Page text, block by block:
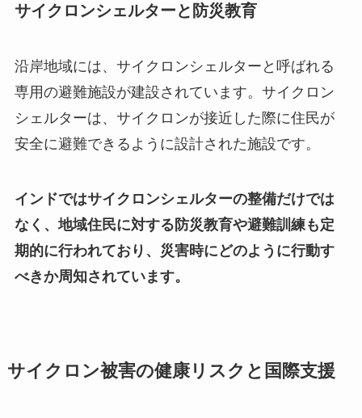
サイクロンシェルターと防災教育
沿岸地域には、サイクロンシェルターと呼ばれる
専用の避難施設が建設されています。サイクロン
シェルターは、サイクロンが接近した際に住民が
安全に避難できるように設計された施設です。
インドではサイクロンシェルターの整備だけでは
なく、地域住民に対する防災教育や避難訓練も定
期的に行われており、災害時にどのように行動す
べきか周知されています。
サイクロン被害の健康リスクと国際支援